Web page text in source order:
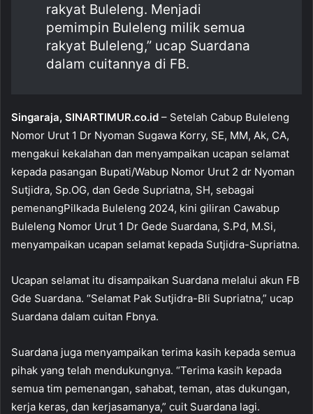
rakyat Buleleng. Menjadi
pemimpin Buleleng milik semua
rakyat Buleleng,” ucap Suardana
dalam cuitannya di FB.
Singaraja, SINARTIMUR.co.id – Setelah Cabup Buleleng
Nomor Urut 1 Dr Nyoman Sugawa Korry, SE, MM, Ak, CA,
mengakui kekalahan dan menyampaikan ucapan selamat
kepada pasangan Bupati/Wabup Nomor Urut 2 dr Nyoman
Sutjidra, Sp.OG, dan Gede Supriatna, SH, sebagai
pemenangPilkada Buleleng 2024, kini giliran Cawabup
Buleleng Nomor Urut 1 Dr Gede Suardana, S.Pd, M.Si,
menyampaikan ucapan selamat kepada Sutjidra-Supriatna.
Ucapan selamat itu disampaikan Suardana melalui akun FB
Gde Suardana. “Selamat Pak Sutjidra-Bli Supriatna,” ucap
Suardana dalam cuitan Fbnya.
Suardana juga menyampaikan terima kasih kepada semua
pihak yang telah mendukungnya. “Terima kasih kepada
semua tim pemenangan, sahabat, teman, atas dukungan,
kerja keras, dan kerjasamanya,” cuit Suardana lagi.